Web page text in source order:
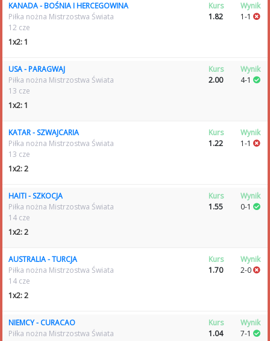
KANADA - BOŚNIA I HERCEGOWINA
Piłka nożna Mistrzostwa Świata
12 cze
1x2: 1
Kurs
1.82
Wynik
1-1
USA - PARAGWAJ
Piłka nożna Mistrzostwa Świata
13 cze
1x2: 1
Kurs
2.00
Wynik
4-1
KATAR - SZWAJCARIA
Piłka nożna Mistrzostwa Świata
13 cze
1x2: 2
Kurs
1.22
Wynik
1-1
HAITI - SZKOCJA
Piłka nożna Mistrzostwa Świata
14 cze
1x2: 2
Kurs
1.55
Wynik
0-1
AUSTRALIA - TURCJA
Piłka nożna Mistrzostwa Świata
14 cze
1x2: 2
Kurs
1.70
Wynik
2-0
NIEMCY - CURACAO
Piłka nożna Mistrzostwa Świata
Kurs
1.04
Wynik
7-1